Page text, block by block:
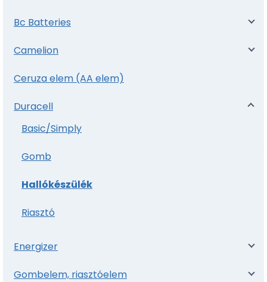
Bc Batteries
Camelion
Ceruza elem (AA elem)
Duracell
Basic/Simply
Gomb
Hallókészülék
Riasztó
Energizer
Gombelem, riasztóelem